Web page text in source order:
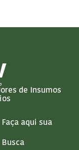
de Insumos
Faça aqui sua
Busca